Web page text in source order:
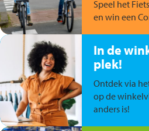
Speel het
en win een
In de
plek!
Ontdek via
op de
anders is!